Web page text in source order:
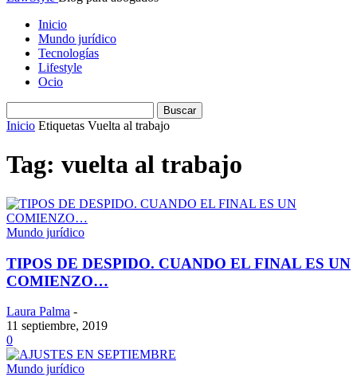
Inicio
Mundo jurídico
Tecnologías
Lifestyle
Ocio
Inicio Etiquetas Vuelta al trabajo
Tag: vuelta al trabajo
Mundo jurídico
TIPOS DE DESPIDO. CUANDO EL FINAL ES UN
COMIENZO…
Laura Palma -
11 septiembre, 2019
0
Mundo jurídico